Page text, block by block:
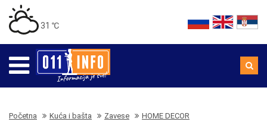
31 ℃
Početna Kuća i bašta Zavese HOME DECOR